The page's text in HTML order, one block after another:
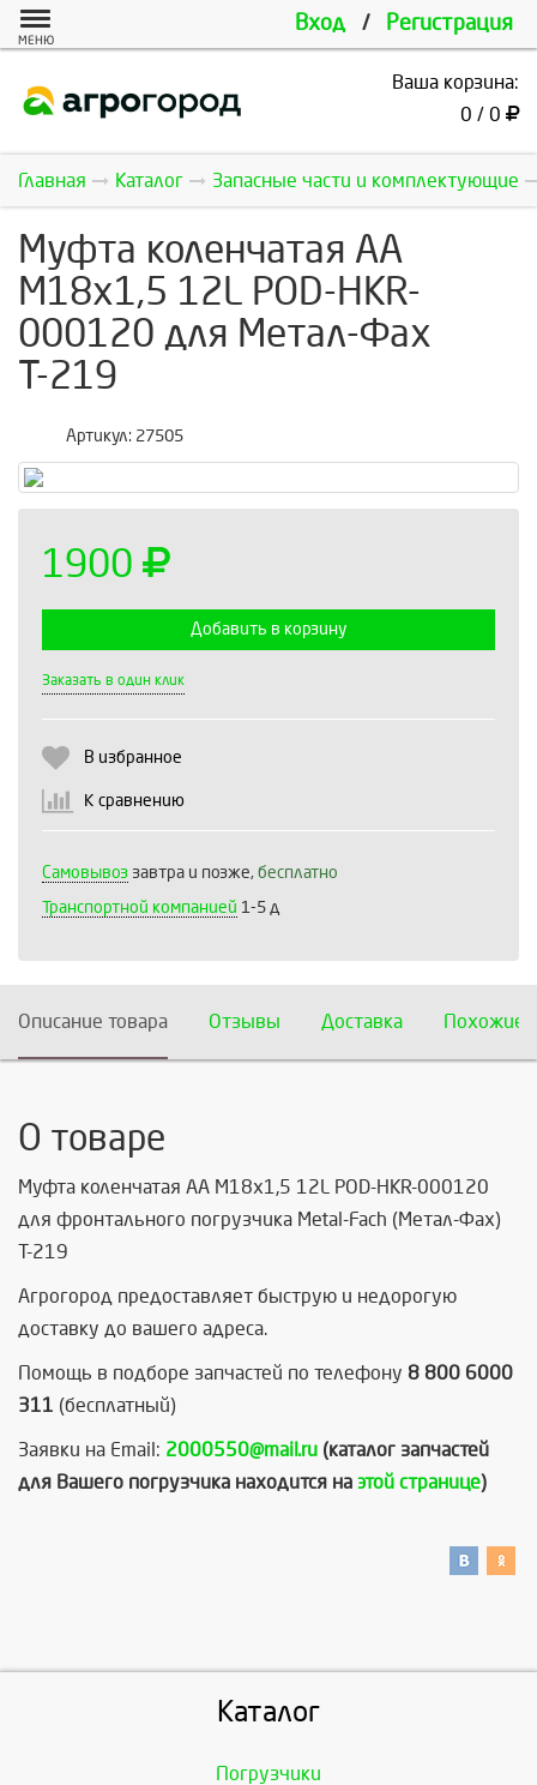
Вход / Регистрация
МЕНЮ
Ваша корзина:
0 / 0
Главная Каталог Запасные части и комплектующие
Муфта коленчатая AA
M18x1,5 12L POD-HKR-
000120 для Метал-Фах
Т-219
Артикул: 27505
1900
Добавить в корзину
Заказать в один клик
В избранное
К сравнению
Самовывоз завтра и позже, бесплатно
Транспортной компанией 1-5 д
Описание товара Отзывы Доставка Похожие
О товаре
Муфта коленчатая AA M18x1,5 12L POD-HKR-000120
для фронтального погрузчика Metal-Fach (Метал-Фах)
Т-219
Агрогород предоставляет быструю и недорогую
доставку до вашего адреса.
Помощь в подборе запчастей по телефону 8 800 6000
311 (бесплатный)
Заявки на Email: 2000550@mail.ru (каталог запчастей
для Вашего погрузчика находится на этой странице)
Каталог
Погрузчики